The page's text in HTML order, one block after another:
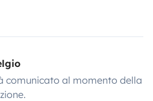
comunicato al momento della